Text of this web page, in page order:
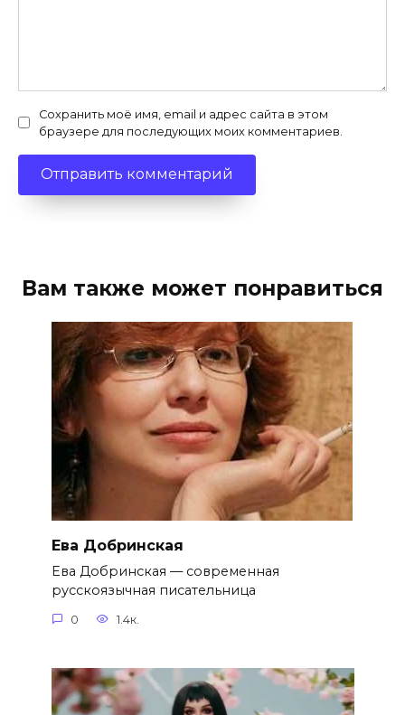
Сохранить моё имя, email и адрес сайта в этом
браузере для последующих моих комментариев.
Вам также может понравиться
Ева Добринская
Ева Добринская — современная
русскоязычная писательница
0 1.4к.